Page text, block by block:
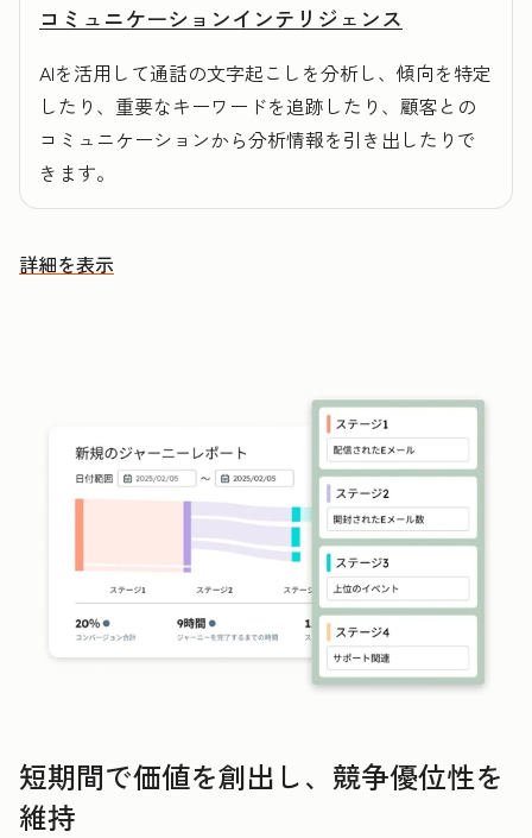
コミュニケーションインテリジェンス
AIを活用して通話の文字起こしを分析し、傾向を特定
したり、重要なキーワードを追跡したり、顧客との
コミュニケーションから分析情報を引き出したりで
きます。
詳細を表示
その他の機能を確認する
短期間で価値を創出し、競争優位性を
維持